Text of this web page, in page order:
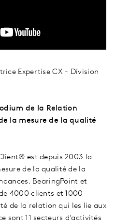
Expertise CX - Division
de la Relation
la mesure de la qualité
est depuis 2003 la
de la qualité de la
BearingPoint et
4000 clients et 1000
de la relation qui les lie aux
sont 11 secteurs d'activités